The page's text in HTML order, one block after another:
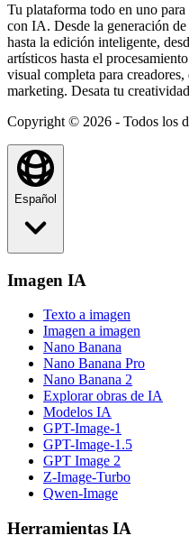
Tu plataforma todo en uno
con IA. Desde la generación
hasta la edición inteligente,
artísticos hasta el
visual completa para
marketing. Desata tu
Copyright © 2026 - Todos los
Español
Imagen IA
Texto a imagen
Imagen a imagen
Nano Banana
Nano Banana Pro
Nano Banana 2
Explorar obras de IA
Modelos IA
GPT-Image-1
GPT-Image-1.5
GPT Image 2
Z-Image-Turbo
Qwen-Image
Herramientas IA